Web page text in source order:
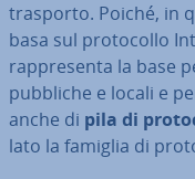
trasporto. Poiché, in
basa sul pro­to­col­lo
rap­pre­sen­ta la base
pubbliche e locali e
anche di pila di
lato la famiglia di